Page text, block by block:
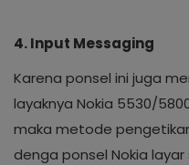
4. Input Messaging
Karena ponsel ini juga
layaknya Nokia 5530/
maka metode
denga ponsel Nokia